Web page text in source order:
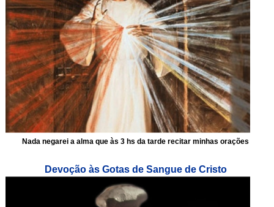
Nada negarei a alma que às 3 hs da tarde recitar minhas orações
Devoção às Gotas de Sangue de Cristo